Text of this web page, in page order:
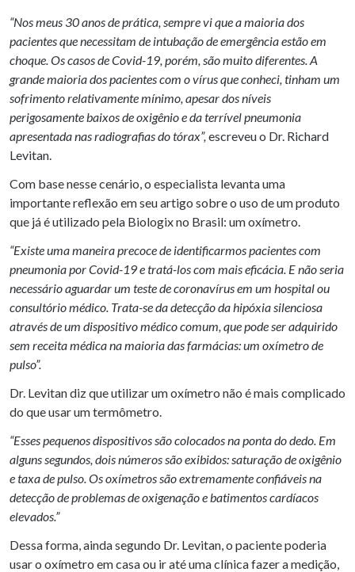
“Nos meus 30 anos de prática, sempre vi que a maioria dos
pacientes que necessitam de intubação de emergência estão em
choque. Os casos de Covid-19, porém, são muito diferentes. A
grande maioria dos pacientes com o vírus que conheci, tinham um
sofrimento relativamente mínimo, apesar dos níveis
perigosamente baixos de oxigênio e da terrível pneumonia
apresentada nas radiografias do tórax”, escreveu o Dr. Richard
Levitan.
Com base nesse cenário, o especialista levanta uma
importante reflexão em seu artigo sobre o uso de um produto
que já é utilizado pela Biologix no Brasil: um oxímetro.
“Existe uma maneira precoce de identificarmos pacientes com
pneumonia por Covid-19 e tratá-los com mais eficácia. E não seria
necessário aguardar um teste de coronavírus em um hospital ou
consultório médico. Trata-se da detecção da hipóxia silenciosa
através de um dispositivo médico comum, que pode ser adquirido
sem receita médica na maioria das farmácias: um oxímetro de
pulso”.
Dr. Levitan diz que utilizar um oxímetro não é mais complicado
do que usar um termômetro.
“Esses pequenos dispositivos são colocados na ponta do dedo. Em
alguns segundos, dois números são exibidos: saturação de oxigênio
e taxa de pulso. Os oxímetros são extremamente confiáveis na
detecção de problemas de oxigenação e batimentos cardíacos
elevados.”
Dessa forma, ainda segundo Dr. Levitan, o paciente poderia
usar o oxímetro em casa ou ir até uma clínica fazer a medição,